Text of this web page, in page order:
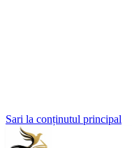
Sari la conținutul principal